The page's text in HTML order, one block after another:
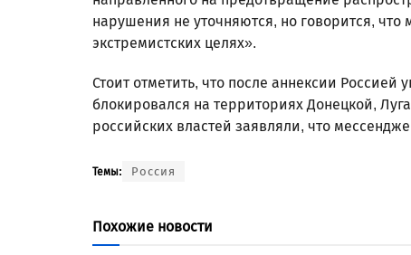
нарушения не уточняются, но говорится,
экстремистских целях».
Стоит отметить, что после аннексии Россией
блокировался на территориях Донецкой,
российских властей заявляли, что
Темы: Россия
Похожие новости